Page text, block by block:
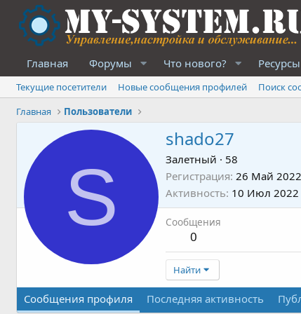
Главная Форумы Что нового? Ресурсы
Текущие посетители Новые сообщения профилей
Поиск
Главная
Пользователи
S
shado27
Залетный · 58
Регистрация 26 Май 2022
Активность 10 Июл 2022
Сообщения
0
Найти
Сообщения профиля Последняя активность